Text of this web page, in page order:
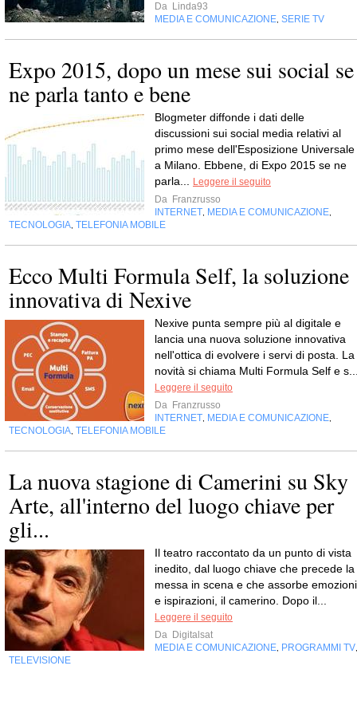
Da Linda93
MEDIA E COMUNICAZIONE SERIE TV
Expo 2015, dopo un mese sui social se
ne parla tanto e bene
Blogmeter diffonde i dati delle
discussioni sui social media relativi al
primo mese dell'Esposizione Universale
a Milano. Ebbene, di Expo 2015 se ne
parla...
Leggere il seguito
Da Franzrusso
INTERNET MEDIA E COMUNICAZIONE
TECNOLOGIA TELEFONIA MOBILE
Ecco Multi Formula Self, la soluzione
innovativa di Nexive
Nexive punta sempre più al digitale e
lancia una nuova soluzione innovativa
nell'ottica di evolvere i servi di posta. La
novità si chiama Multi Formula Self e
Leggere il seguito
Da Franzrusso
INTERNET MEDIA E COMUNICAZIONE
TECNOLOGIA TELEFONIA MOBILE
La nuova stagione di Camerini su Sky
Arte, all'interno del luogo chiave per
gli...
Il teatro raccontato da un punto di vista
inedito, dal luogo chiave che precede la
messa in scena e che assorbe emozioni
e ispirazioni, il camerino. Dopo il...
Leggere il seguito
Da Digitalsat
MEDIA E COMUNICAZIONE PROGRAMMI TV
TELEVISIONE